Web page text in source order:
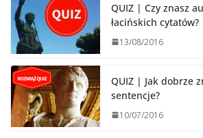
QUIZ | Czy znasz
łacińskich cytatów?
13/08/2016
QUIZ | Jak dobrze
sentencje?
10/07/2016